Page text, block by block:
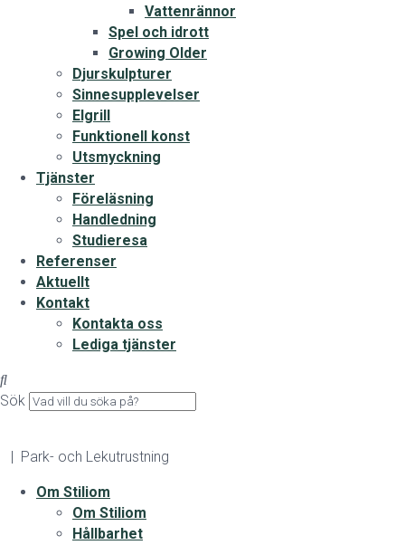
Vattenrännor
Spel och idrott
Growing Older
Djurskulpturer
Sinnesupplevelser
Elgrill
Funktionell konst
Utsmyckning
Tjänster
Föreläsning
Handledning
Studieresa
Referenser
Aktuellt
Kontakt
Kontakta oss
Lediga tjänster
Sök
| Park- och Lekutrustning
Om Stiliom
Om Stiliom
Hållbarhet